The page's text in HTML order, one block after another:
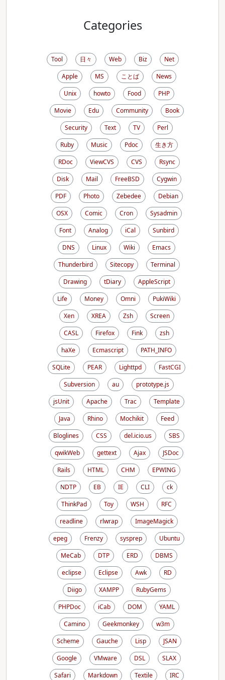
Categories
Tool 日々 Web Biz
Net
Apple
MS ことば
News
Unix
howto Food
PHP
Movie
Edu Community
Book
Security
Text TV
Perl
Ruby
Music Pdoc
生き方
RDoc
ViewCVS CVS
Rsync
Disk
Mail FreeBSD
Cygwin
PDF
Photo Zebedee
Debian
OSX
Comic Cron
Sysadmin
Font
Analog iCal
Sunbird
DNS
Linux Wiki
Emacs
Thunderbird
Sitecopy
Terminal
Drawing
tDiary
AppleScript
Life
Money Omni
PukiWiki
Xen
XREA Zsh
Screen
CASL
Firefox Fink
zsh
haXe
Ecmascript
PATH_INFO
SQLite
PEAR Lighttpd
FastCGI
Subversion
au
prototype.js
jsUnit
Apache Trac
Template
Java
Rhino Mochikit
Feed
Bloglines
CSS del.icio.us
SBS
qwikWeb
gettext Ajax
JSDoc
Rails
HTML CHM
EPWING
NDTP
EB IE CLI
ck
ThinkPad
Toy WSH
RFC
readline
rlwrap
ImageMagick
epeg
Frenzy sysprep
Ubuntu
MeCab
DTP ERD
DBMS
eclipse
Eclipse Awk
RD
Diigo
XAMPP
RubyGems
PHPDoc
iCab DOM
YAML
Camino
Geekmonkey
w3m
Scheme
Gauche Lisp
JSAN
Google
VMware DSL
SLAX
Safari
Markdown Textile
IRC